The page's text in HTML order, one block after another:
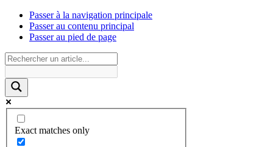
Passer à la navigation principale
Passer au contenu principal
Passer au pied de page
Exact matches only